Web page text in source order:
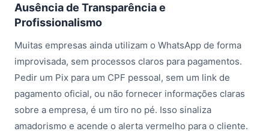
Ausência de Transparência e
Profissionalismo
Muitas empresas ainda utilizam o WhatsApp de forma
improvisada, sem processos claros para pagamentos.
Pedir um Pix para um CPF pessoal, sem um link de
pagamento oficial, ou não fornecer informações claras
sobre a empresa, é um tiro no pé. Isso sinaliza
amadorismo e acende o alerta vermelho para o cliente.